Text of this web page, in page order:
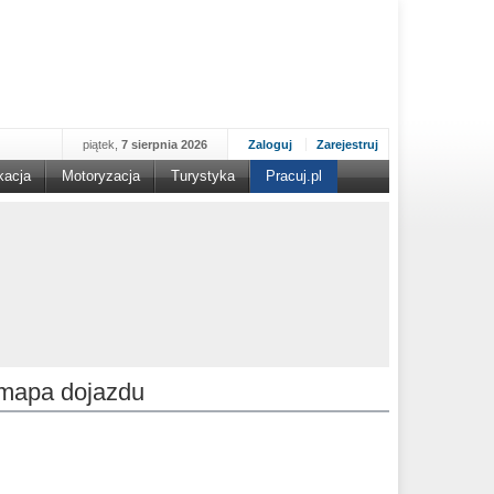
Zaloguj Zarejestruj
piątek, 7 sierpnia 2026
Motoryzacja Turystyka Pracuj.pl
dojazdu